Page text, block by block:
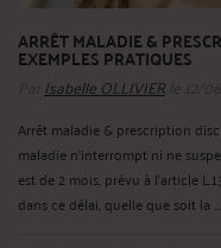
ARRÊT MALADIE &
EXEMPLES PRATIQUES
Isabelle OLLIVIERle 12/
Arrêt maladie & prescription
maladie n’interrompt ni ne
est de 2 mois, prévu à l’article
dans ce délai, quelle que soit la ...